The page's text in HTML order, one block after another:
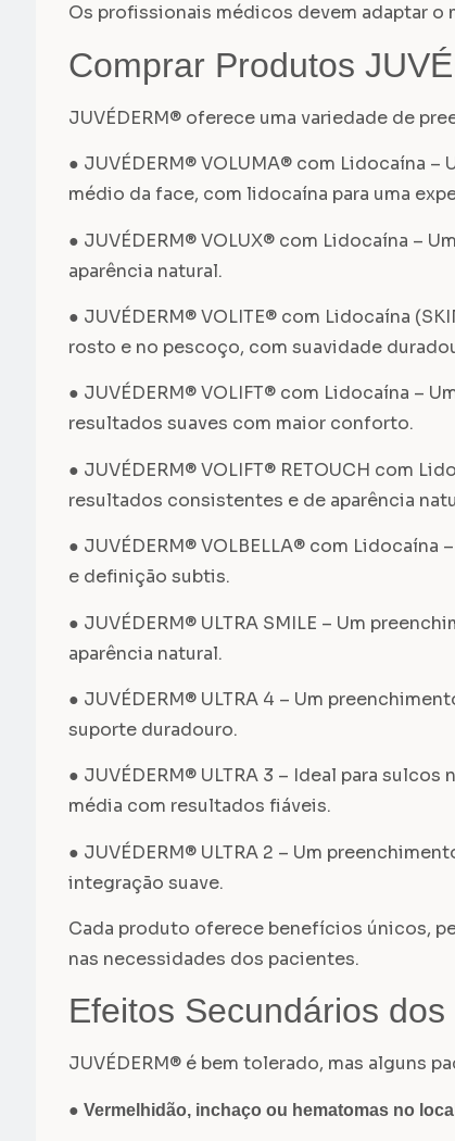
Os profissionais médicos devem adaptar
Comprar Produtos
JUVÉDERM® oferece uma variedade de
● JUVÉDERM® VOLUMA® com Lidocaína
médio da face, com lidocaína para uma
● JUVÉDERM® VOLUX® com Lidocaína –
aparência natural.
● JUVÉDERM® VOLITE® com Lidocaína
rosto e no pescoço, com suavidade
● JUVÉDERM® VOLIFT® com Lidocaína –
resultados suaves com maior conforto.
● JUVÉDERM® VOLIFT® RETOUCH com
resultados consistentes e de aparência
● JUVÉDERM® VOLBELLA® com
e definição subtis.
● JUVÉDERM® ULTRA SMILE – Um
aparência natural.
● JUVÉDERM® ULTRA 4 – Um
suporte duradouro.
● JUVÉDERM® ULTRA 3 – Ideal para
média com resultados fiáveis.
● JUVÉDERM® ULTRA 2 – Um
integração suave.
Cada produto oferece benefícios únicos,
nas necessidades dos pacientes.
Efeitos Secundários
JUVÉDERM® é bem tolerado, mas alguns
● Vermelhidão, inchaço ou hematomas no